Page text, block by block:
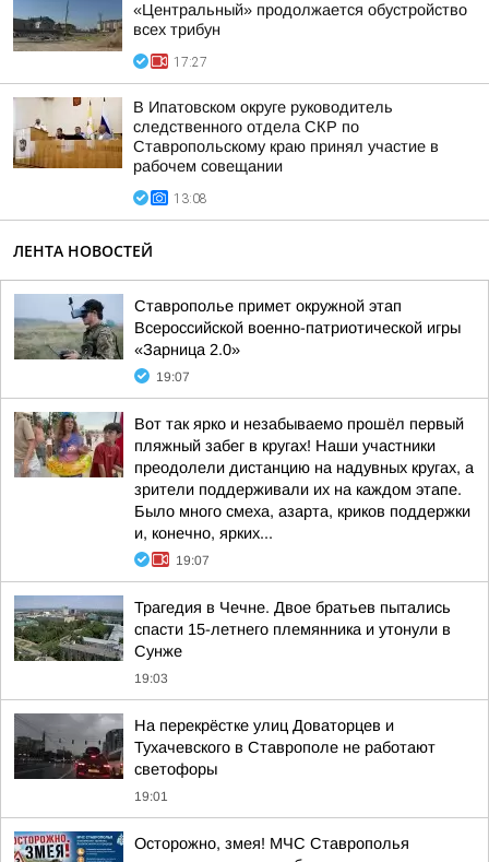
«Центральный» продолжается обустройство
всех трибун
17:27
В Ипатовском округе руководитель
следственного отдела СКР по
Ставропольскому краю принял участие в
рабочем совещании
13:08
ЛЕНТА НОВОСТЕЙ
Ставрополье примет окружной этап
Всероссийской военно-патриотической игры
«Зарница 2.0»
19:07
Вот так ярко и незабываемо прошёл первый
пляжный забег в кругах! Наши участники
преодолели дистанцию на надувных кругах, а
зрители поддерживали их на каждом этапе.
Было много смеха, азарта, криков поддержки
и, конечно, ярких...
19:07
Трагедия в Чечне. Двое братьев пытались
спасти 15-летнего племянника и утонули в
Сунже
19:03
На перекрёстке улиц Доваторцев и
Тухачевского в Ставрополе не работают
светофоры
19:01
Осторожно, змея! МЧС Ставрополья